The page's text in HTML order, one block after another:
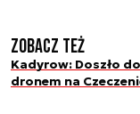
Zobacz też
Kadyrow: Doszło
dronem na